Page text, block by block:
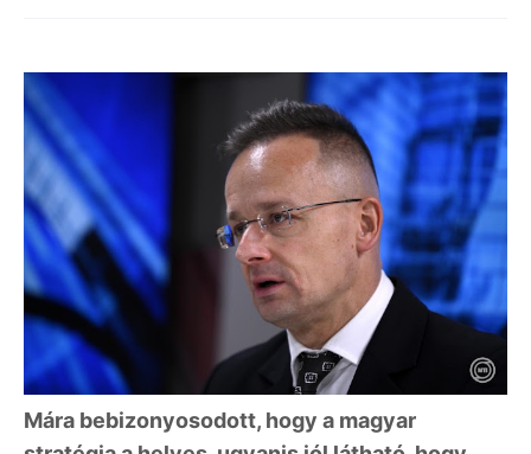
Mára bebizonyosodott, hogy a magyar